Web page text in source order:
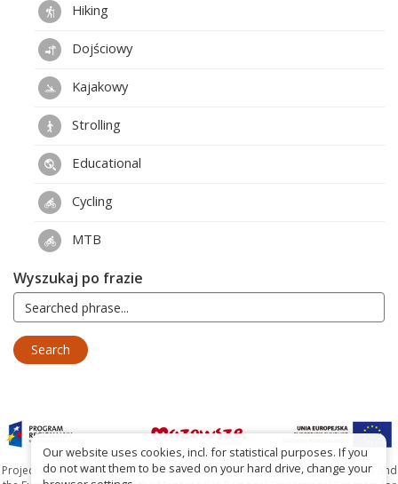
Hiking
Dojściowy
Kajakowy
Strolling
Educational
Cycling
MTB
Wyszukaj po frazie
Project co-financed by the Marshal's Office of the Mazowieckie Voivodship and
Our website uses cookies, incl. for statistical purposes. If you
do not want them to be saved on your hard drive, change your